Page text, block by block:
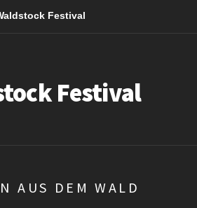
Festival
Festival
AUS DEM WALD